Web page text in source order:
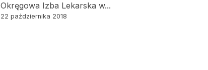
Okręgowa Izba Lekarska w...
22 października 2018